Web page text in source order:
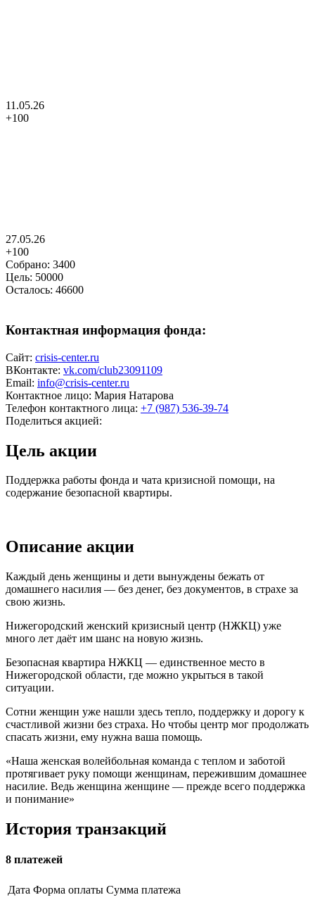
11.05.26
+100
27.05.26
+100
Собрано: 3400
Цель: 50000
Осталось: 46600
Контактная информация фонда:
Сайт: crisis-center.ru
ВКонтакте: vk.com/club23091109
Email: info@crisis-center.ru
Контактное лицо: Мария Натарова
Телефон контактного лица: +7 (987) 536-39-74
Поделиться акцией:
Цель акции
Поддержка работы фонда и чата кризисной помощи, на
содержание безопасной квартиры.
Описание акции
Каждый день женщины и дети вынуждены бежать от
домашнего насилия — без денег, без документов, в страхе за
свою жизнь.
Нижегородский женский кризисный центр (НЖКЦ) уже
много лет даёт им шанс на новую жизнь.
Безопасная квартира НЖКЦ — единственное место в
Нижегородской области, где можно укрыться в такой
ситуации.
Сотни женщин уже нашли здесь тепло, поддержку и дорогу к
счастливой жизни без страха. Но чтобы центр мог продолжать
спасать жизни, ему нужна ваша помощь.
«Наша женская волейбольная команда с теплом и заботой
протягивает руку помощи женщинам, пережившим домашнее
насилие. Ведь женщина женщине — прежде всего поддержка
и понимание»
История транзакций
8 платежей
Дата Форма оплаты Сумма платежа